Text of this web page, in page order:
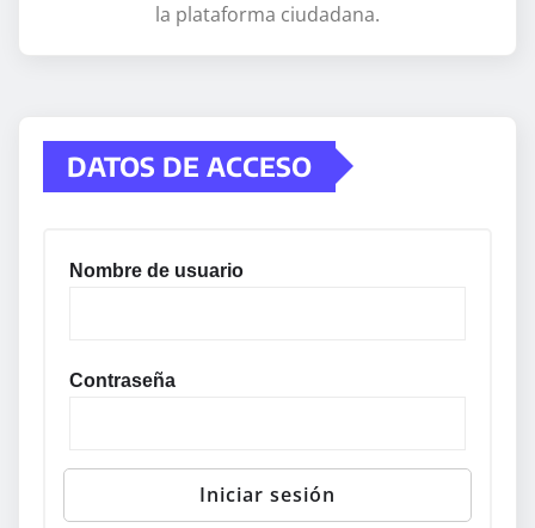
la plataforma ciudadana.
DATOS DE ACCESO
Nombre de usuario
Contraseña